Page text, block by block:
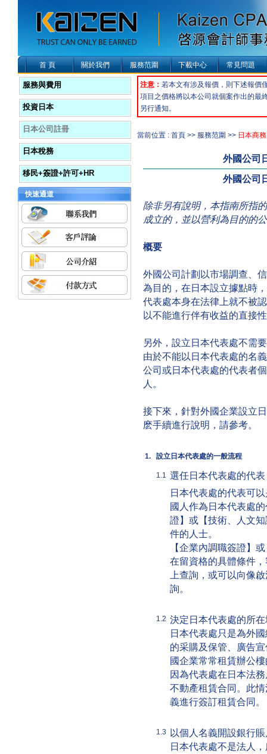
首 頁 關於我們 服務范圍 下載中心 常見問題
服務與費用
投資日本
日本公司註冊
日本稅務
移民+簽證+許可+HR
快速通道
注意： 若本文有涉及報價，則下述報價
項目之價格將以本公司就個案作出的最
另行通知。
當前位置 : 首頁 >> 服務范圍 >> 日本商
外國公司
外國公司
除非另有說明，本指南所指
成立的，並以營利為目的的
概要
外國公司計劃以市場調查、
為目的，在日本設立據點時
代表處本身在法律上就不被
以不能進行伴有收益的直接
另外，設立日本代表處不需
由於不能以日本代表處的名
公司或日本代表處的代表者
人。
接下來，針對外國企業設立
麽手續進行說明，請參考。
1. 設立日本代表處的一般流程
1.1 選任日本代表處的代表
日本代表處的代表可
國人作為日本代表處
證】或【技術、人文
件的人士。
【企業內調職簽證】
在留資格的具體條件
上查詢，或可以向像
詢。
1.2 決定日本代表處的所在
日本代表處只是為外
的采購及保管、廣告
國企業常常租賃辦公
因為代表處在日本法
不動產租賃合同。此
義進行簽訂租賃合同。
1.3 以個人名義開設銀行
日本代表處不是法人